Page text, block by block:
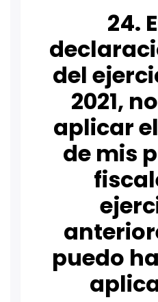
24.
del
2021,
aplicar
de mis
puedo